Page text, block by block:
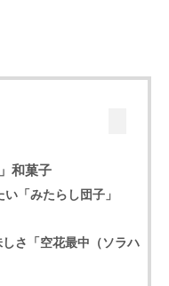
和菓子
「みたらし団子」
さ「空花最中（ソラハ